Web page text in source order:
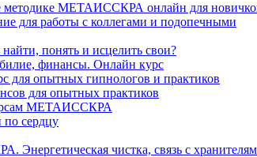
методике МЕТАИССКРА онлайн для
для работы с коллегами и подопечными
понять и исцелить свои?
финансы. Онлайн курс
для опытных гипнологов и практиков
для опытных практиков
МЕТАИССКРА
сердцу
чистка, связь с